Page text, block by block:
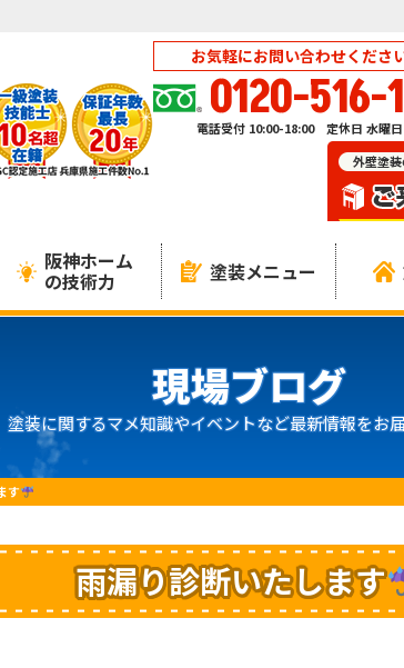
お気軽にお問い合わせくださ
0120-516-
電話受付 10:00-18:00 定休日 水曜日
阪神ホーム
の技術力 塗装メニュー
現場ブログ
塗装に関するマメ知識やイベントなど最新情報をお
す
雨漏り診断いたします